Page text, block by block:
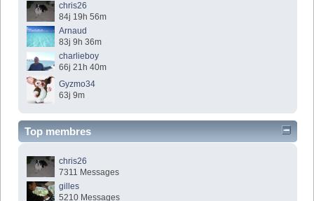
chris26
84j 19h 56m
Arnaud
83j 9h 36m
charlieboy
66j 21h 40m
Gyzmo34
63j 9m
Top membres
chris26
7311 Messages
gilles
5210 Messages